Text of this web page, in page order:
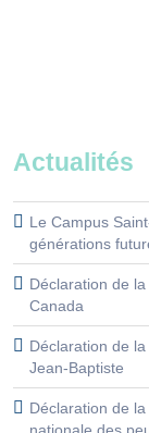
Actualités
Le Campus
générations
Déclaration de la
Canada
Déclaration de la
Jean-Baptiste
Déclaration de la